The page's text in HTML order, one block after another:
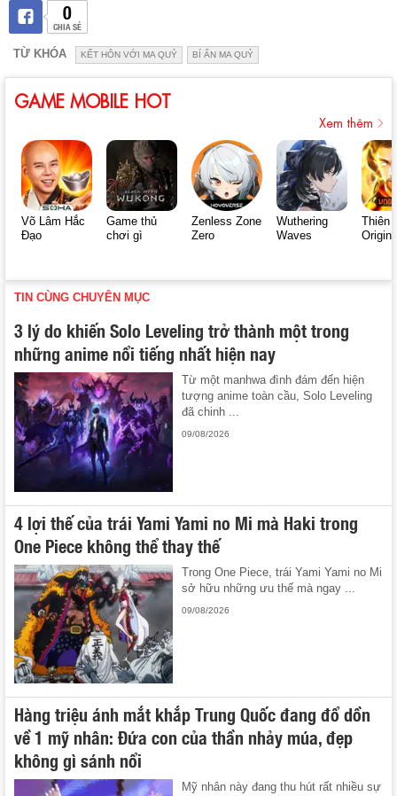
0
CHIA SẺ
TỪ KHÓA KẾT HÔN VỚI MA QUỶ BÍ ẨN MA QUỶ
GAME MOBILE HOT
Xem thêm
Võ Lâm Hắc
Đạo
Game thủ
chơi gì
Zenless Zone
Zero
Wuthering
Waves
Thiên
Origin
TIN CÙNG CHUYÊN MỤC
3 lý do khiến Solo Leveling trở thành một trong
những anime nổi tiếng nhất hiện nay
Từ một manhwa đình đám đến hiện
tượng anime toàn cầu, Solo Leveling
đã chinh ...
09/08/2026
4 lợi thế của trái Yami Yami no Mi mà Haki trong
One Piece không thể thay thế
Trong One Piece, trái Yami Yami no Mi
sở hữu những ưu thế mà ngay ...
09/08/2026
Hàng triệu ánh mắt khắp Trung Quốc đang đổ dồn
về 1 mỹ nhân: Đứa con của thần nhảy múa, đẹp
không gì sánh nổi
Mỹ nhân này đang thu hút rất nhiều sự